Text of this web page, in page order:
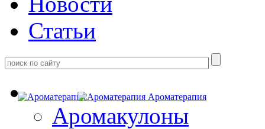
Статьи
Ароматерапия
Аромакулоны